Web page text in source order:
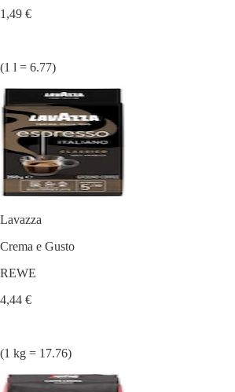
1,49 €
(1 l = 6.77)
Lavazza
Crema e Gusto
REWE
4,44 €
(1 kg = 17.76)